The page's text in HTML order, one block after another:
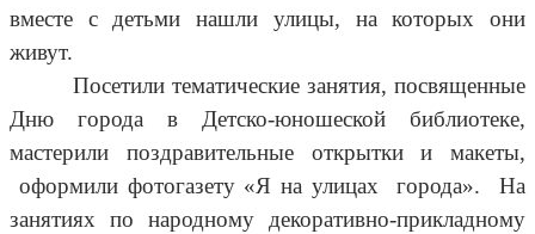
вместе с детьми нашли улицы, на которых они
живут.
Посетили тематические занятия, посвященные
Дню города в Детско-юношеской библиотеке,
мастерили поздравительные открытки и макеты,
оформили фотогазету «Я на улицах города». На
занятиях по народному декоративно-прикладному